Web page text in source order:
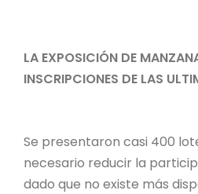
LA EXPOSICIÓN DE
INSCRIPCIONES DE LAS
Se presentaron casi 400
necesario reducir la
dado que no existe más